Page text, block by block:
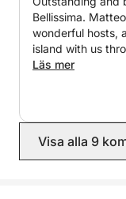
Det som skiljer
omfattande
smidig dag.
detaljer om
underverk, vilket
naturskön flykt
Bellissima.
wonderful hosts,
island with us
stories and
Läs mer
Visa alla 9